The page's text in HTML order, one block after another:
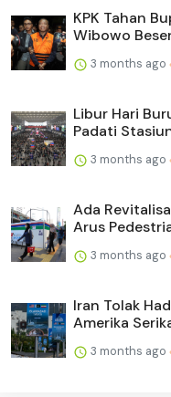
KPK Tahan
Wibowo
3 months ago
Libur Hari
Padati
3 months ago
Ada
Arus
3 months ago
Iran Tolak
Amerika
3 months ago